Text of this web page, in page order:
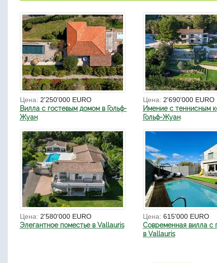
Цена: 2'250'000 EURO
Вилла с гостевым домом в Гольф-
Жуан
Цена: 2'690'000 EURO
Имение с теннисным
Гольф-Жуан
Цена: 2'580'000 EURO
Элегантное поместье в Vallauris
Цена: 615'000 EURO
Современная вилла с
в Vallauris